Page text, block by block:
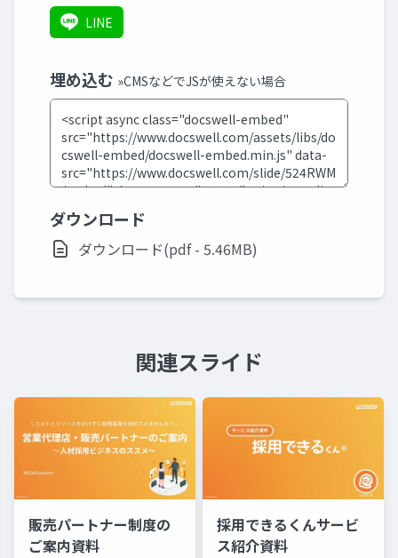
LINE
埋め込む »CMSなどでJSが使えない場合
ダウンロード
ダウンロード(pdf - 5.46MB)
関連スライド
販売パートナー制度の
ご案内資料
採用できるくんサービ
ス紹介資料